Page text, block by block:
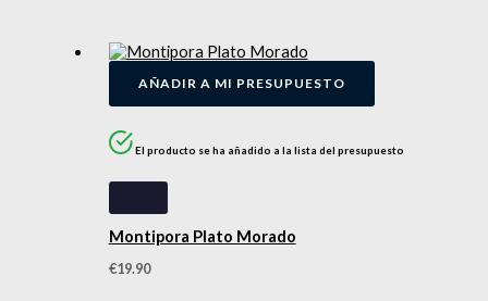
AÑADIR A MI PRESUPUESTO
El producto se ha añadido a la lista del presupuesto
Montipora Plato Morado
€19.90